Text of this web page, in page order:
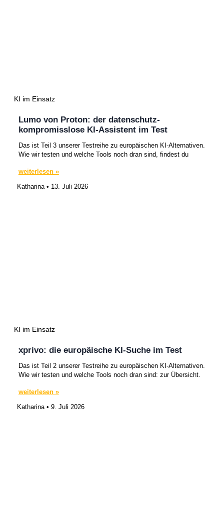
KI im Einsatz
Lumo von Proton: der datenschutz-
kompromisslose KI-Assistent im Test
Das ist Teil 3 unserer Testreihe zu europäischen KI-Alternativen.
Wie wir testen und welche Tools noch dran sind, findest du
weiterlesen »
Katharina
13. Juli 2026
KI im Einsatz
xprivo: die europäische KI-Suche im Test
Das ist Teil 2 unserer Testreihe zu europäischen KI-Alternativen.
Wie wir testen und welche Tools noch dran sind: zur Übersicht.
weiterlesen »
Katharina
9. Juli 2026